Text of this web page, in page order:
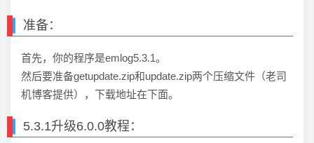
准备：
首先，你的程序是emlog5.3.1。
然后要准备getupdate.zip和update.zip两个压缩文件（老司
机博客提供），下载地址在下面。
5.3.1升级6.0.0教程：